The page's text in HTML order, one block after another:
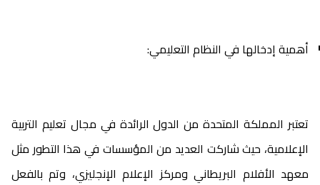
أهمية إدخالها في النظام التعليمي:
تعتبر المملكة المتحدة من الدول الرائدة في مجال تعليم التربية
الإعلامية، حيث شاركت العديد من المؤسسات في هذا التطور مثل
معهد الأفلام البريطاني ومركز الإعلام الإنجليزي، وتم بالفعل